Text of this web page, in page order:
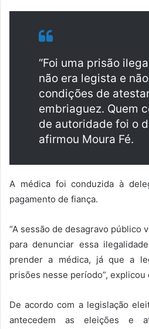
“Foi uma prisão
não era legista e
condições de
embriaguez. Quem
de autoridade foi o
afirmou Moura Fé.
A médica foi conduzida à
pagamento de fiança.
“A sessão de desagravo público
para denunciar essa
prender a médica, já que a
prisões nesse período”, explicou
De acordo com a legislação
antecedem as eleições e